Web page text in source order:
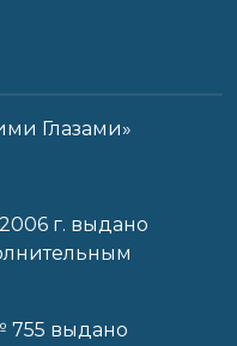
Глазами»
г. выдано
755 выдано